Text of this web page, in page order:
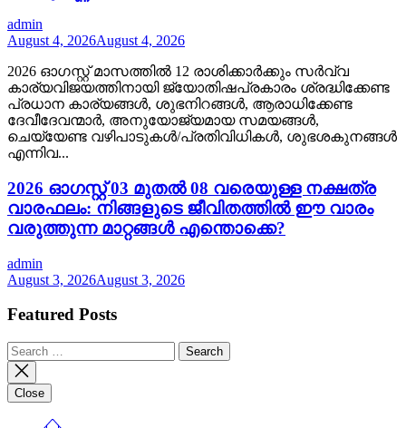
admin
August 4, 2026August 4, 2026
2026 ഓഗസ്റ്റ് മാസത്തിൽ 12 രാശിക്കാർക്കും സർവ്വ
കാര്യവിജയത്തിനായി ജ്യോതിഷപ്രകാരം ശ്രദ്ധിക്കേണ്ട
പ്രധാന കാര്യങ്ങൾ, ശുഭനിറങ്ങൾ, ആരാധിക്കേണ്ട
ദേവീദേവന്മാർ, അനുയോജ്യമായ സമയങ്ങൾ,
ചെയ്യേണ്ട വഴിപാടുകൾ/പ്രതിവിധികൾ, ശുഭശകുനങ്ങൾ
എന്നിവ...
2026 ഓഗസ്റ്റ് 03 മുതൽ 08 വരെയുള്ള നക്ഷത്ര
വാരഫലം: നിങ്ങളുടെ ജീവിതത്തിൽ ഈ വാരം
വരുത്തുന്ന മാറ്റങ്ങൾ എന്തൊക്കെ?
admin
August 3, 2026August 3, 2026
Featured Posts
Search
for:
Close